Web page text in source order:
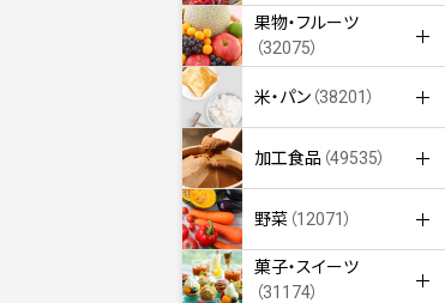
果物・フルーツ
（32075）
米・パン （38201）
加工食品 （49535）
野菜 （12071）
菓子・スイーツ
（31174）